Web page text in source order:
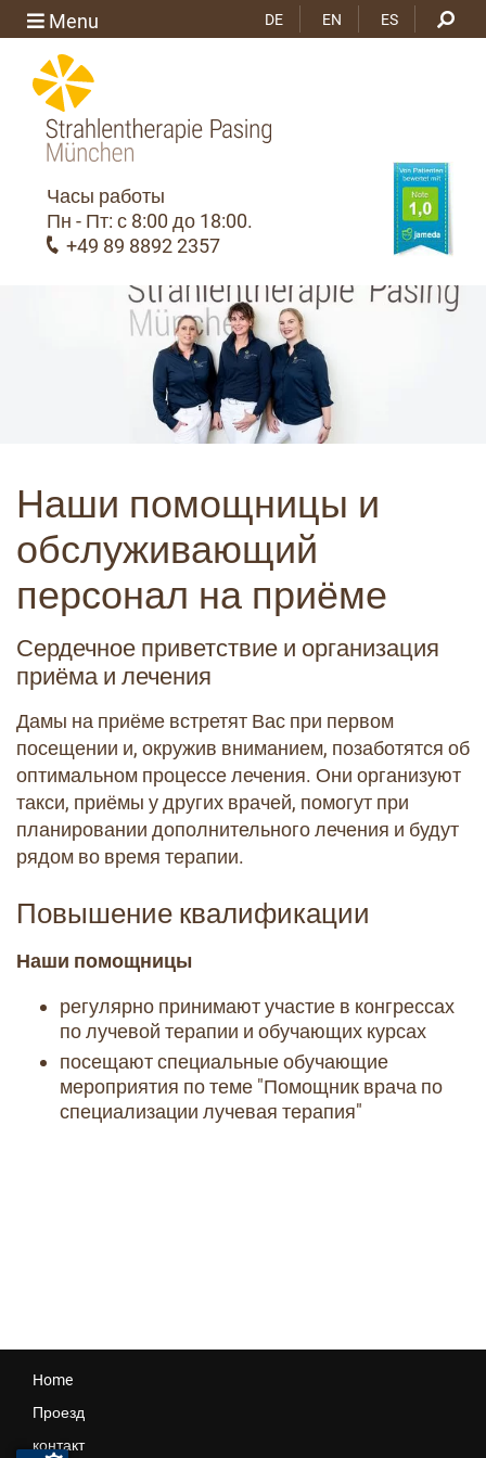
Menu DE EN ES
Часы работы
Пн - Пт: с 8:00 до 18:00.
+49 89 8892 2357
Наши помощницы и
обслуживающий
персонал на приёме
Сердечное приветствие и организация
приёма и лечения
Дамы на приёме встретят Вас при первом
посещении и, окружив вниманием, позаботятся об
оптимальном процессе лечения. Они организуют
такси, приёмы у других врачей, помогут при
планировании дополнительного лечения и будут
рядом во время терапии.
Повышение квалификации
Наши помощницы
регулярно принимают участие в конгрессах
по лучевой терапии и обучающих курсах
посещают специальные обучающие
мероприятия по теме "Помощник врача по
специализации лучевая терапия"
Home
Проезд
контакт